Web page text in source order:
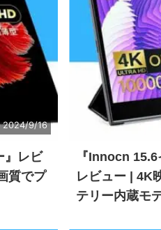
2024/9/16
』レビ
質でプ
『Innocn
レビュー | 4K
テリー内蔵モ